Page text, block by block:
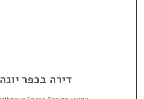
דירה בכפר יונה